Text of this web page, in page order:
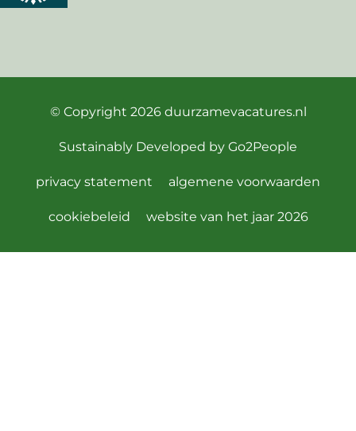
© Copyright 2026 duurzamevacatures.nl
Sustainably Developed by Go2People
privacy statement algemene voorwaarden
cookiebeleid website van het jaar 2026